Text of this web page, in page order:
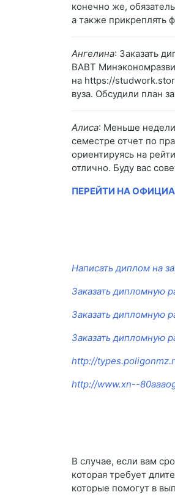
конечно же,
а также прикреплять
Ангелина: Заказать
ВАВТ
на https://
вуза. Обсудили план
Алиса: Меньше недели
семестре отчет по
ориентируясь на
отлично. Буду вас
ПЕРЕЙТИ НА
Написать диплом на
Заказать дипломную
Заказать дипломную
Заказать дипломную
http://
http://www.xn--
В случае, если вам
которая требует
которые помогут в